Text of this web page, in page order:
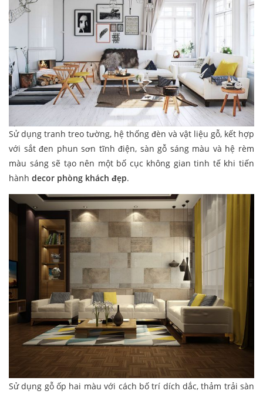
Sử dụng tranh treo tường, hệ thống đèn và vật liệu gỗ, kết hợp
với sắt đen phun sơn tĩnh điện, sàn gỗ sáng màu và hệ rèm
màu sáng sẽ tạo nên một bố cục không gian tinh tế khi tiến
hành decor phòng khách đẹp.
Sử dụng gỗ ốp hai màu với cách bố trí dích dắc, thảm trải sàn